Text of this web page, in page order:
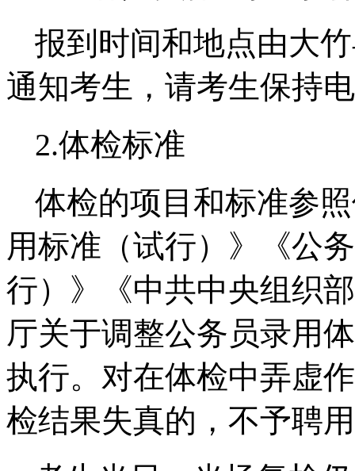
报到时间和地点由大
通知考生，请考生保持
2.体检标准
体检的项目和标准参
用标准（试行）》《公
行）》《中共中央组织
厅关于调整公务员录用
执行。对在体检中弄虚
检结果失真的，不予聘